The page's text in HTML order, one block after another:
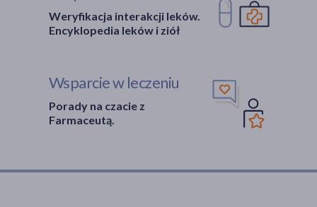
Weryfikacja interakcji leków.
Encyklopedia leków i ziół
Wsparcie w leczeniu
Porady na czacie z
Farmaceutą.